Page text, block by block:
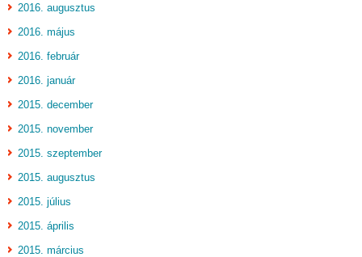
2016. augusztus
2016. május
2016. február
2016. január
2015. december
2015. november
2015. szeptember
2015. augusztus
2015. július
2015. április
2015. március